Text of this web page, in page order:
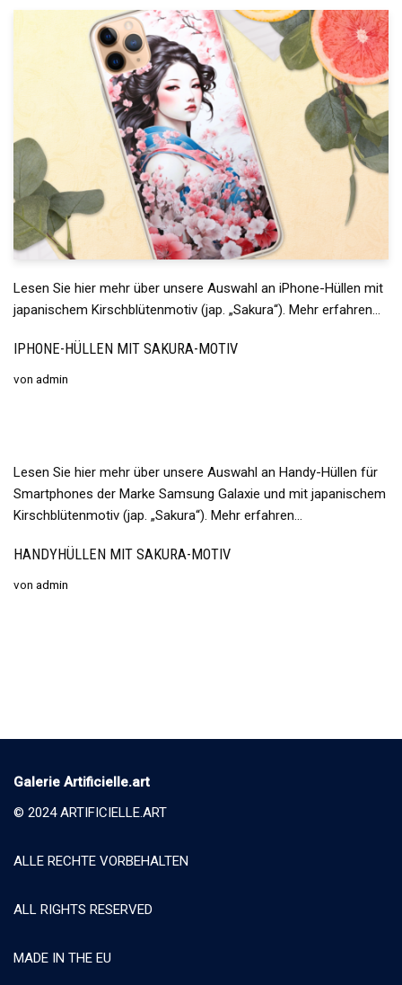
Lesen Sie hier mehr über unsere Auswahl an iPhone-Hüllen mit
japanischem Kirschblütenmotiv (jap. „Sakura“). Mehr erfahren…
IPHONE-HÜLLEN MIT SAKURA-MOTIV
von admin
Lesen Sie hier mehr über unsere Auswahl an Handy-Hüllen für
Smartphones der Marke Samsung Galaxie und mit japanischem
Kirschblütenmotiv (jap. „Sakura“). Mehr erfahren…
HANDYHÜLLEN MIT SAKURA-MOTIV
von admin
Galerie Artificielle.art
© 2024 ARTIFICIELLE.ART
ALLE RECHTE VORBEHALTEN
ALL RIGHTS RESERVED
MADE IN THE EU